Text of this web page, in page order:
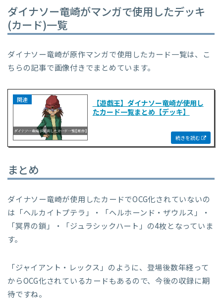
ダイナソー竜崎がマンガで使用したデッキ
(カード)一覧
ダイナソー竜崎が原作マンガで使用したカード一覧は、こ
ちらの記事で画像付きでまとめています。
【遊戯王】ダイナソー竜崎が使用し
たカード一覧まとめ【デッキ】
まとめ
ダイナソー竜崎が使用したカードでOCG化されていないの
は「ヘルカイトプテラ」・「ヘルホーンド・ザウルス」・
「冥界の鎖」・「ジュラシックハート」の4枚となっていま
す。
「ジャイアント・レックス」のように、登場後数年経って
からOCG化されているカードもあるので、今後の収録に期
待ですね。